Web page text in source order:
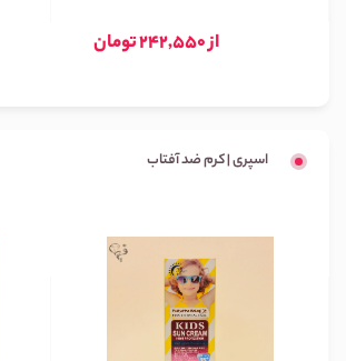
از 242,550 تومان
اسپری | کرم ضد آفتاب